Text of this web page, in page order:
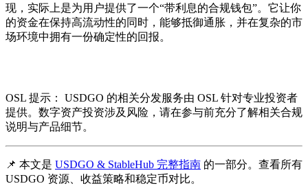
现，实际上是为用户提供了一个“带利息的合规钱包”。它让你
的资金在保持高流动性的同时，能够抵御通胀，并在复杂的市
场环境中拥有一份确定性的回报。
OSL 提示：
USDGO 的相关分发服务由 OSL 针对专业投资者
提供。数字资产投资涉及风险，请在参与前充分了解相关合规
说明与产品细节。
📌 本文是 USDGO & StableHub 完整指南 的一部分。查看所有
USDGO 资源、收益策略和稳定币对比。